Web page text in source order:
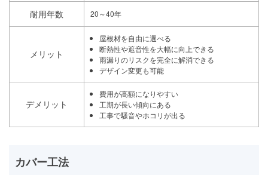
耐用年数 20～40年
メリット
屋根材を自由に選べる
断熱性や遮音性を大幅に向上できる
雨漏りのリスクを完全に解消できる
デザイン変更も可能
デメリット
費用が高額になりやすい
工期が長い傾向にある
工事で騒音やホコリが出る
カバー工法